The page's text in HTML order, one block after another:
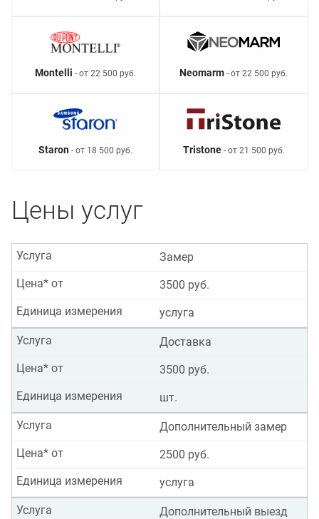
Montelli - от 22 500 руб. Neomarm - от 22 500 руб.
Staron - от 18 500 руб. Tristone- от 21 500 руб.
Цены услуг
Замер
Услуга
3500 руб.
Цена* от
услуга
Единица измерения
Доставка
Услуга
3500 руб.
Цена* от
шт.
Единица измерения
Дополнительный замер
Услуга
2500 руб.
Цена* от
услуга
Единица измерения
Дополнительный выезд
Услуга